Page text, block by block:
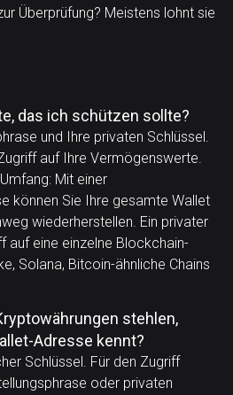
Überprüfung? Meistens lohnt sie
das ich schützen sollte?
und Ihre privaten Schlüssel.
auf Ihre Vermögenswerte.
Mit einer
können Sie Ihre gesamte Wallet
wiederherstellen. Ein privater
auf eine einzelne Blockchain-
Solana, Bitcoin-ähnliche Chains
stehlen,
Adresse kennt?
Schlüssel. Für den Zugriff
oder privaten